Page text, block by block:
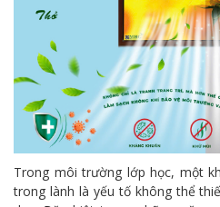
Trong môi trường lớp học, một
trong lành là yếu tố không thể